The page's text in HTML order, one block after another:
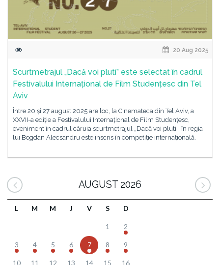
20 Aug 2025
Scurtmetrajul „Dacă voi pluti” este selectat în cadrul
Festivalului Internațional de Film Studențesc din Tel
Aviv
Între 20 și 27 august 2025 are loc, la Cinemateca din Tel Aviv, a
XXVII-a ediţie a Festivalului Internațional de Film Studențesc,
eveniment în cadrul căruia scurtmetrajul „Dacă voi pluti”, în regia
lui Bogdan Alecsandru este înscris în competiție internațională.
AUGUST 2026
L M M J V S D
1 2
3 4 5 6 7 8 9
10 11 12 13 14 15 16